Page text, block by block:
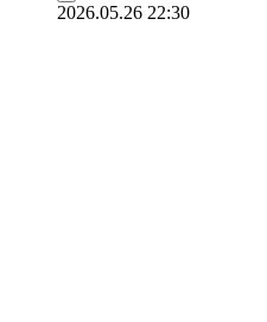
2026.05.26 22:30